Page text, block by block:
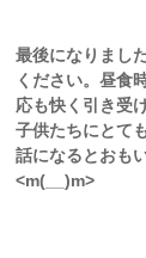
最後になりまし
ください。昼食
応も快く引き受
子供たちにとて
話になるとおも
<m(__)m>